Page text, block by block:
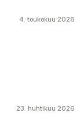
4. toukokuu 2026
23. huhtikuu 2026